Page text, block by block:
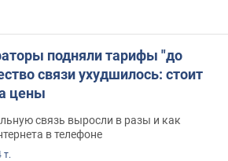
подняли тарифы "до
связи ухудшилось: стоит
цены
связь выросли в разы и как
в телефоне
т.